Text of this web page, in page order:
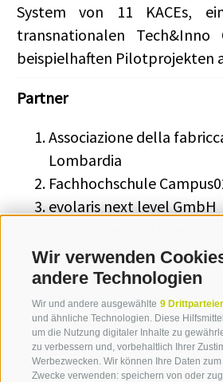
Wir verwenden
andere Technologien
Wir und andere ausgewählte 9
und ähnliche Technologien. Diese
um die Nutzung digitaler Inhalte zu
zu verbessern und, vorbehaltlich Ihrer
Werbezwecken. Wir können Ihre Daten
Zwecke verwenden: speichern von oder
System von 11 KACEs,
transnationalen Tech&Inno
beispielhaften Pilotprojekten
Partner
Associazione della
Lombardia
Fachhochschule
evolaris next level GmbH
Wirtschaftsförderung
Technolški Park Ljubljana
Technoški Park Pomurje
Pannon Gazdasági
Krakowski Park
Politechnica Krakowska